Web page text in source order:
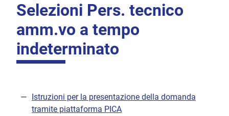
Selezioni Pers. tecnico
amm.vo a tempo
indeterminato
Istruzioni per la presentazione della domanda
tramite piattaforma PICA